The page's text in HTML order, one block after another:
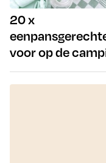
20 x
voor op de